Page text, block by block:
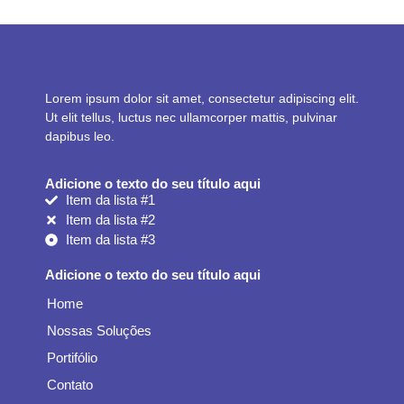
Lorem ipsum dolor sit amet, consectetur adipiscing elit.
Ut elit tellus, luctus nec ullamcorper mattis, pulvinar
dapibus leo.
Adicione o texto do seu título aqui
Item da lista #1
Item da lista #2
Item da lista #3
Adicione o texto do seu título aqui
Home
Nossas Soluções
Portifólio
Contato